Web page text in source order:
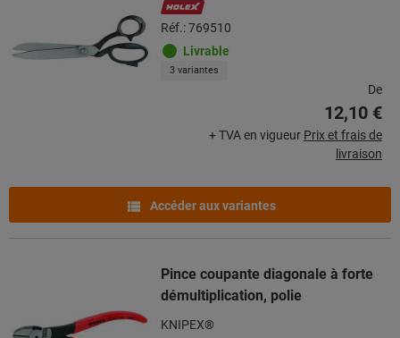
Réf.: 769510
Livrable
3 variantes
De
12,10 €
+ TVA en vigueur Prix et frais de
livraison
Accéder aux variantes
Pince coupante diagonale à forte
démultiplication, polie
KNIPEX®